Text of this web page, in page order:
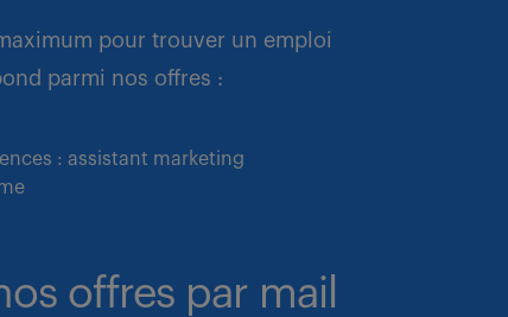
pour trouver un emploi
parmi nos offres :
: assistant marketing
offres par mail